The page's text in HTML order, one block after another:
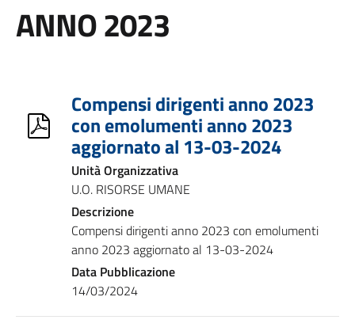
ANNO 2023
Compensi dirigenti anno 2023
con emolumenti anno 2023
aggiornato al 13-03-2024
Unità Organizzativa
U.O. RISORSE UMANE
Descrizione
Compensi dirigenti anno 2023 con emolumenti
anno 2023 aggiornato al 13-03-2024
Data Pubblicazione
14/03/2024